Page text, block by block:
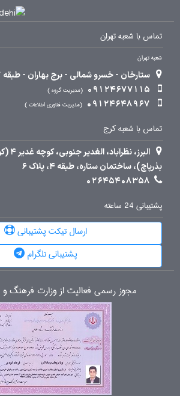
تماس با شعبه تهران
شعبه تهران
ستارخان - خسرو شمالی - برج بهاران - طبقه 7 واحد 2
09124677115
مدیریت گروه
09124648967 مدیریت فناوری اطلاعات
تماس با شعبه کرج
البرز،
بذرپاچ)، ساختمان ستاره، طبقه 4، پلاک 6
02645408358
پشتیبانی 24 ساعته
ارسال تیکت پشتیبانی
پشتیبانی تلگرام
مجوز رسمی فعالیت از وزارت فرهنگ و